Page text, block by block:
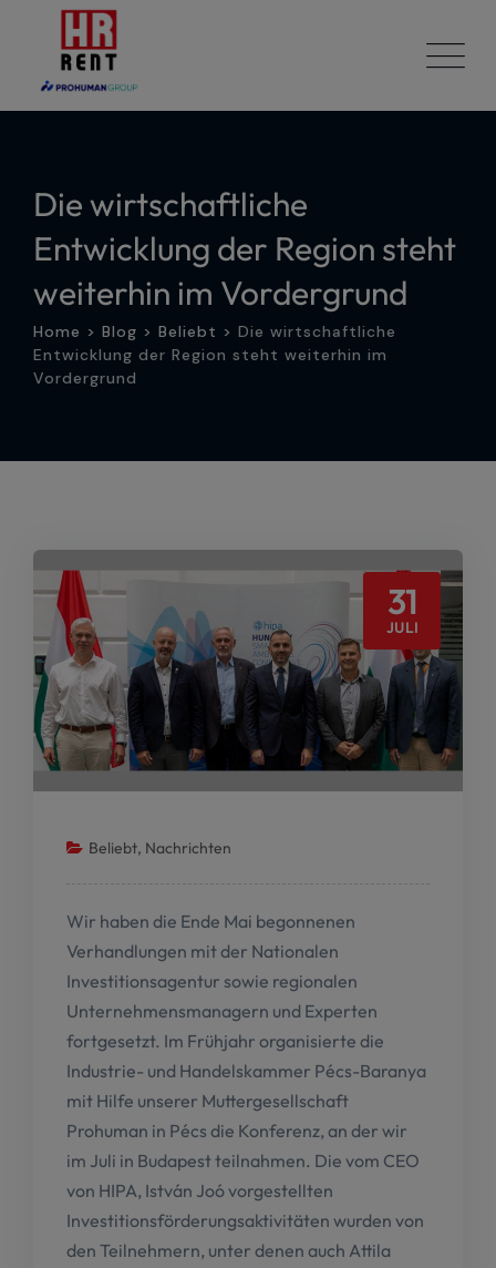
Die wirtschaftliche
Entwicklung der Region steht
weiterhin im Vordergrund
Home > Blog > Beliebt > Die wirtschaftliche
Entwicklung der Region steht weiterhin im
Vordergrund
31
JULI
Beliebt, Nachrichten
Wir haben die Ende Mai begonnenen
Verhandlungen mit der Nationalen
Investitionsagentur sowie regionalen
Unternehmensmanagern und Experten
fortgesetzt. Im Frühjahr organisierte die
Industrie- und Handelskammer Pécs-Baranya
mit Hilfe unserer Muttergesellschaft
Prohuman in Pécs die Konferenz, an der wir
im Juli in Budapest teilnahmen. Die vom CEO
von HIPA, István Joó vorgestellten
Investitionsförderungsaktivitäten wurden von
den Teilnehmern, unter denen auch Attila